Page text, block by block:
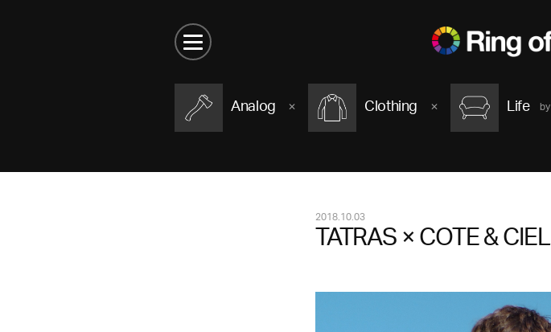
Analog Clothing Life
2018.10.03
TATRAS × COTE & CIEL